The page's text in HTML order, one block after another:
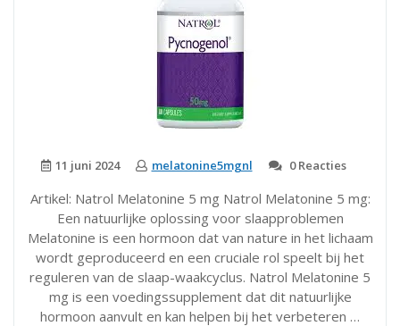
11 juni 2024 melatonine5mgnl 0 Reacties
Artikel: Natrol Melatonine 5 mg Natrol Melatonine 5 mg:
Een natuurlijke oplossing voor slaapproblemen
Melatonine is een hormoon dat van nature in het lichaam
wordt geproduceerd en een cruciale rol speelt bij het
reguleren van de slaap-waakcyclus. Natrol Melatonine 5
mg is een voedingssupplement dat dit natuurlijke
hormoon aanvult en kan helpen bij het verbeteren …